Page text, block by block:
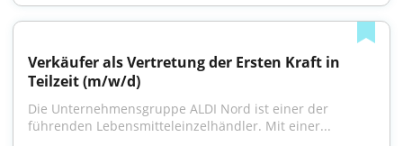
Verkäufer als Vertretung der Ersten Kraft in
Teilzeit (m/w/d)
Die Unternehmensgruppe ALDI Nord ist einer der
führenden Lebensmitteleinzelhändler. Mit einer...